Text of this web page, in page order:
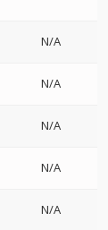
N/A
N/A
N/A
N/A
N/A